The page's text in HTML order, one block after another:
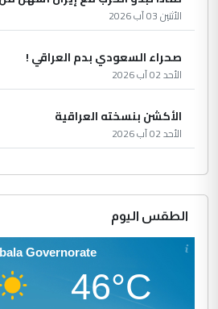
الأثنين 03 آب 2026
صحراء السعودي بدم العراقي !
الأحد 02 آب 2026
الأكشن بنسخته العراقية
الأحد 02 آب 2026
الطقس اليوم
Governorate
46°C